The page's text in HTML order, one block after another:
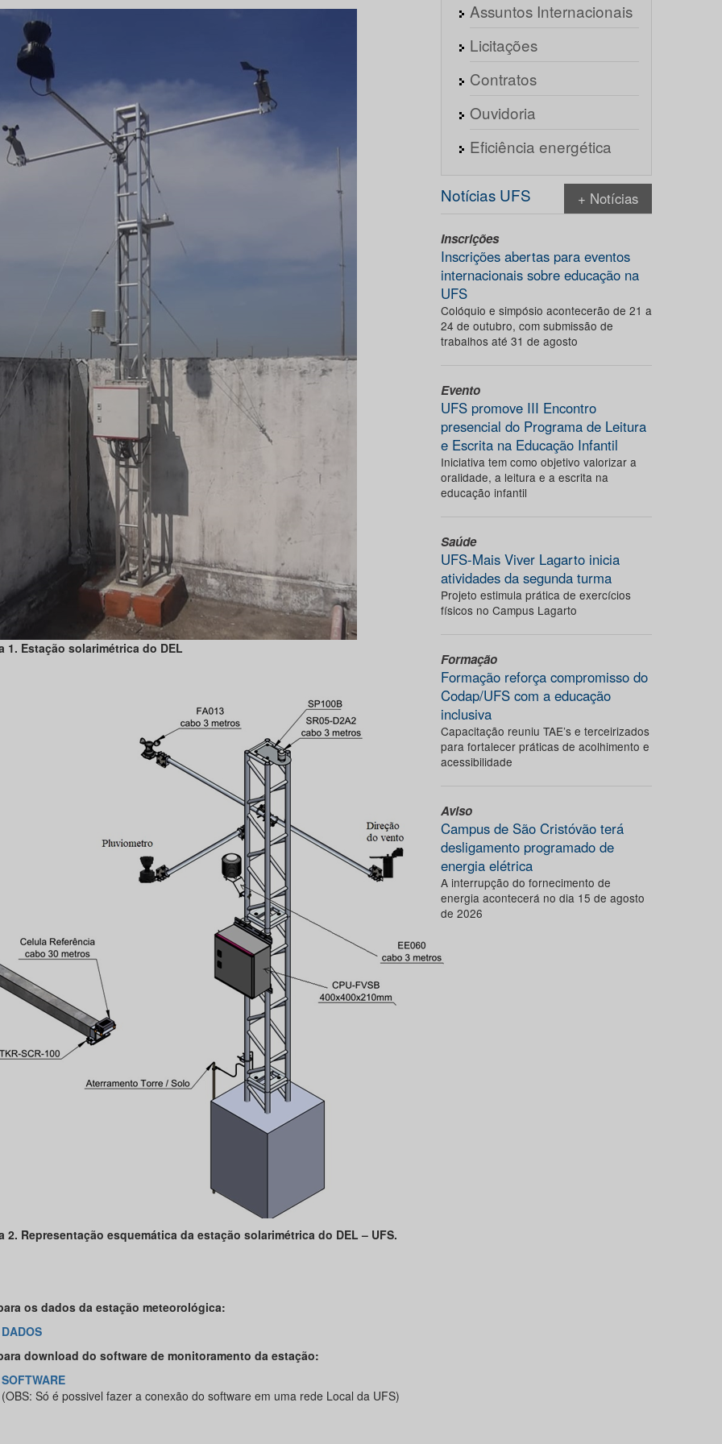
1. Estação solarimétrica do DEL
2. Representação esquemática da estação solarimétrica do DEL – UFS.
os dados da estação meteorológica:
DADOS
download do software de monitoramento da estação:
SOFTWARE
(OBS: Só é possivel fazer a conexão do software em uma rede Local da UFS)
Assuntos Internacionais
Licitações
Contratos
Ouvidoria
Eficiência energética
Notícias UFS + Notícias
Inscrições
Inscrições abertas para eventos
internacionais sobre educação na
UFS
Colóquio e simpósio acontecerão de 21 a
24 de outubro, com submissão de
trabalhos até 31 de agosto
Evento
UFS promove III Encontro
presencial do Programa de Leitura
e Escrita na Educação Infantil
Iniciativa tem como objetivo valorizar a
oralidade, a leitura e a escrita na
educação infantil
Saúde
UFS-Mais Viver Lagarto inicia
atividades da segunda turma
Projeto estimula prática de exercícios
físicos no Campus Lagarto
Formação
Formação reforça compromisso do
Codap/UFS com a educação
inclusiva
Capacitação reuniu TAE’s e terceirizados
para fortalecer práticas de acolhimento e
acessibilidade
Aviso
Campus de São Cristóvão terá
desligamento programado de
energia elétrica
A interrupção do fornecimento de
energia acontecerá no dia 15 de agosto
de 2026